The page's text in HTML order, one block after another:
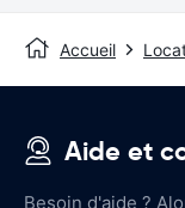
Accueil
Aide et
Besoin d'aide ?